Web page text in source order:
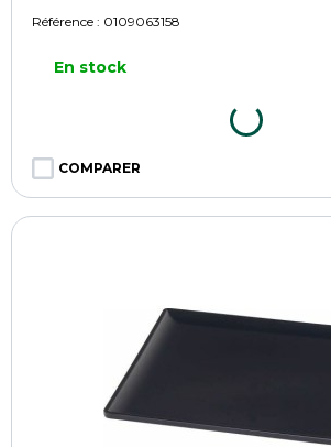
Référence : 0109063158
En stock
COMPARER